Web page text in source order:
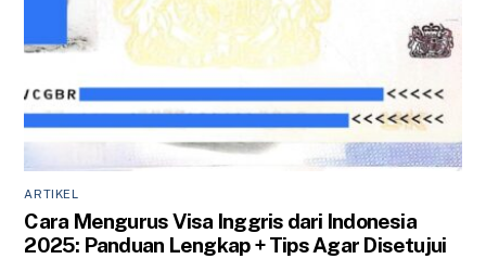
ARTIKEL
Cara Mengurus Visa Inggris dari Indonesia
2025: Panduan Lengkap + Tips Agar Disetujui